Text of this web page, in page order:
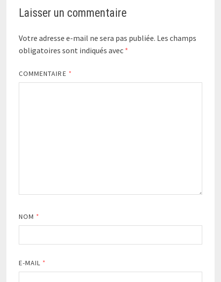
Laisser un commentaire
Votre adresse e-mail ne sera pas publiée. Les champs
obligatoires sont indiqués avec *
COMMENTAIRE *
NOM *
E-MAIL *